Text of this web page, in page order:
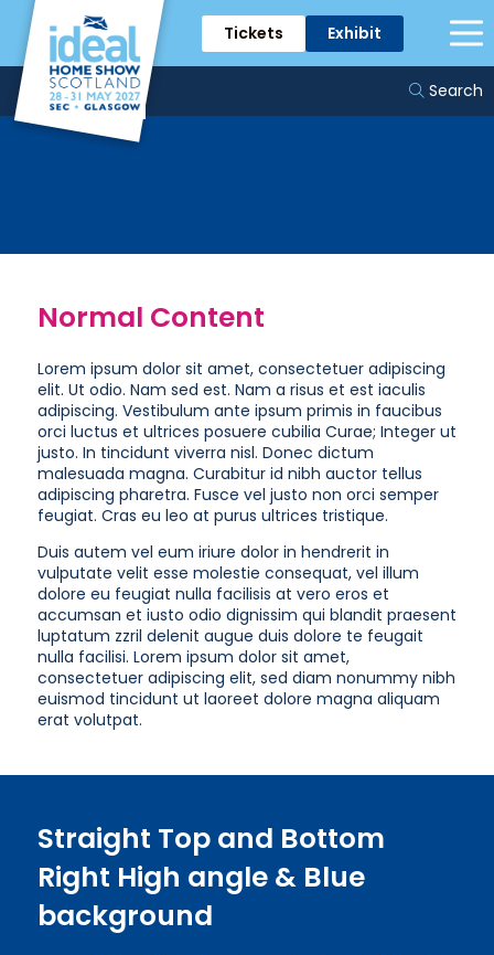
Tickets Exhibit
Search
Section Angles
Normal Content
Lorem ipsum dolor sit amet, consectetuer adipiscing
elit. Ut odio. Nam sed est. Nam a risus et est iaculis
adipiscing. Vestibulum ante ipsum primis in faucibus
orci luctus et ultrices posuere cubilia Curae; Integer ut
justo. In tincidunt viverra nisl. Donec dictum
malesuada magna. Curabitur id nibh auctor tellus
adipiscing pharetra. Fusce vel justo non orci semper
feugiat. Cras eu leo at purus ultrices tristique.
Duis autem vel eum iriure dolor in hendrerit in
vulputate velit esse molestie consequat, vel illum
dolore eu feugiat nulla facilisis at vero eros et
accumsan et iusto odio dignissim qui blandit praesent
luptatum zzril delenit augue duis dolore te feugait
nulla facilisi. Lorem ipsum dolor sit amet,
consectetuer adipiscing elit, sed diam nonummy nibh
euismod tincidunt ut laoreet dolore magna aliquam
erat volutpat.
Straight Top and Bottom
Right High angle & Blue
background